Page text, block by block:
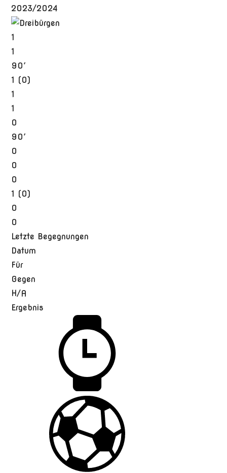
2023/2024
1
1
90′
1 (0)
1
1
0
90′
0
0
0
1 (0)
0
0
Letzte Begegnungen
Datum
Für
Gegen
H/A
Ergebnis